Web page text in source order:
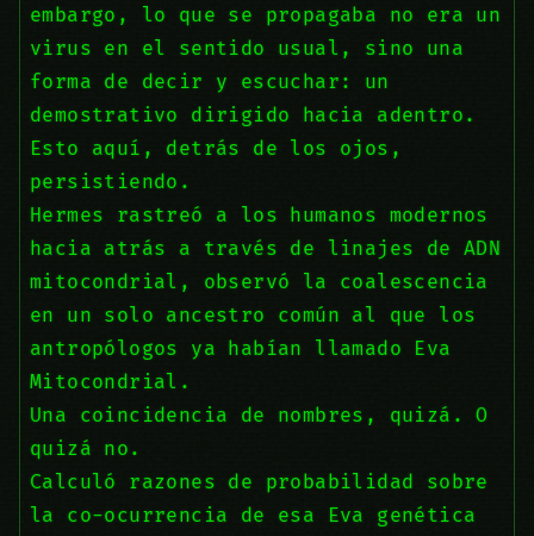
embargo, lo que se propagaba no era un
virus en el sentido usual, sino una
forma de decir y escuchar: un
demostrativo dirigido hacia adentro.
Esto aquí, detrás de los ojos,
persistiendo.
Hermes rastreó a los humanos modernos
hacia atrás a través de linajes de ADN
mitocondrial, observó la coalescencia
en un solo ancestro común al que los
antropólogos ya habían llamado Eva
Mitocondrial.
Una coincidencia de nombres, quizá. O
quizá no.
Calculó razones de probabilidad sobre
la co-ocurrencia de esa Eva genética